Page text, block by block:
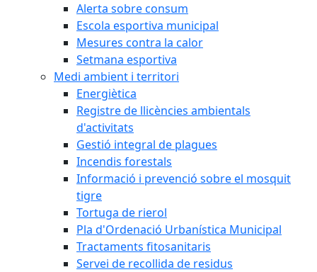
Alerta sobre consum
Escola esportiva municipal
Mesures contra la calor
Setmana esportiva
Medi ambient i territori
Energiètica
Registre de llicències ambientals
d'activitats
Gestió integral de plagues
Incendis forestals
Informació i prevenció sobre el mosquit
tigre
Tortuga de rierol
Pla d'Ordenació Urbanística Municipal
Tractaments fitosanitaris
Servei de recollida de residus